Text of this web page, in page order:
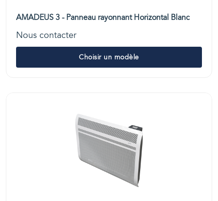
AMADEUS 3 - Panneau rayonnant Horizontal Blanc
Nous contacter
Choisir un modèle